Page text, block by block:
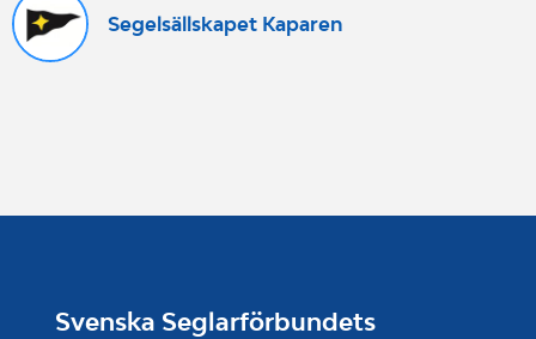
Segelsällskapet Kaparen
Svenska Seglarförbundets